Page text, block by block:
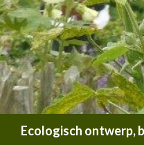
Ecologisch ontwerp,